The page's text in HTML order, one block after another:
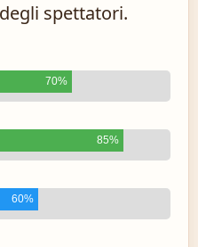
spettatori.
70%
85%
60%